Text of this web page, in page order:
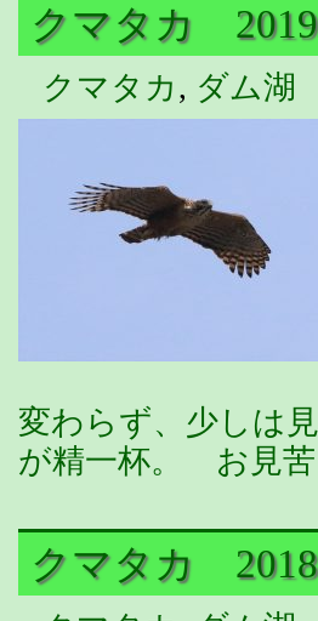
クマタカ
クマタカ , ダム湖
変わらず、少しは
が精一杯。 お見
クマタカ